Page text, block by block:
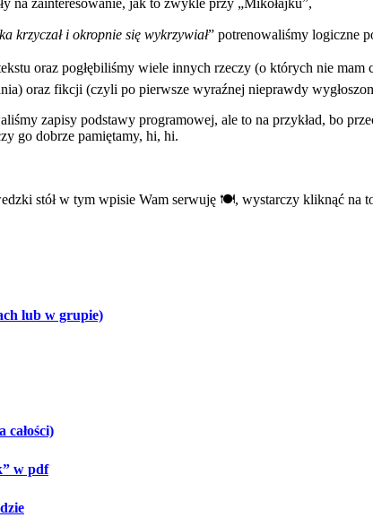
krzyczał i okropnie się wykrzywiał” potrenowaliśmy logiczne
oraz pogłębiliśmy wiele innych rzeczy (o których nie
oraz fikcji (czyli po pierwsze wyraźnej nieprawdy
zapisy podstawy programowej, ale to na przykład, bo
go dobrze pamiętamy, hi, hi.
stół w tym wpisie Wam serwuję 🍽, wystarczy kliknąć na
lub w grupie)
w pdf